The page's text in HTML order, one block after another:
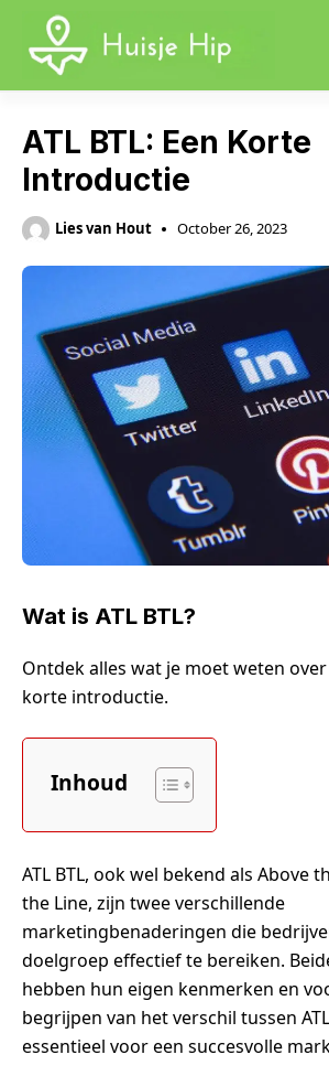
content
ATL BTL: Een Korte
Introductie
Lies van Hout October 26, 2023
Wat is ATL BTL?
Ontdek alles wat je moet weten over
korte introductie.
Inhoud
ATL BTL, ook wel bekend als Above
the Line, zijn twee verschillende
marketingbenaderingen die
doelgroep effectief te bereiken.
hebben hun eigen kenmerken en
begrijpen van het verschil tussen
essentieel voor een succesvolle